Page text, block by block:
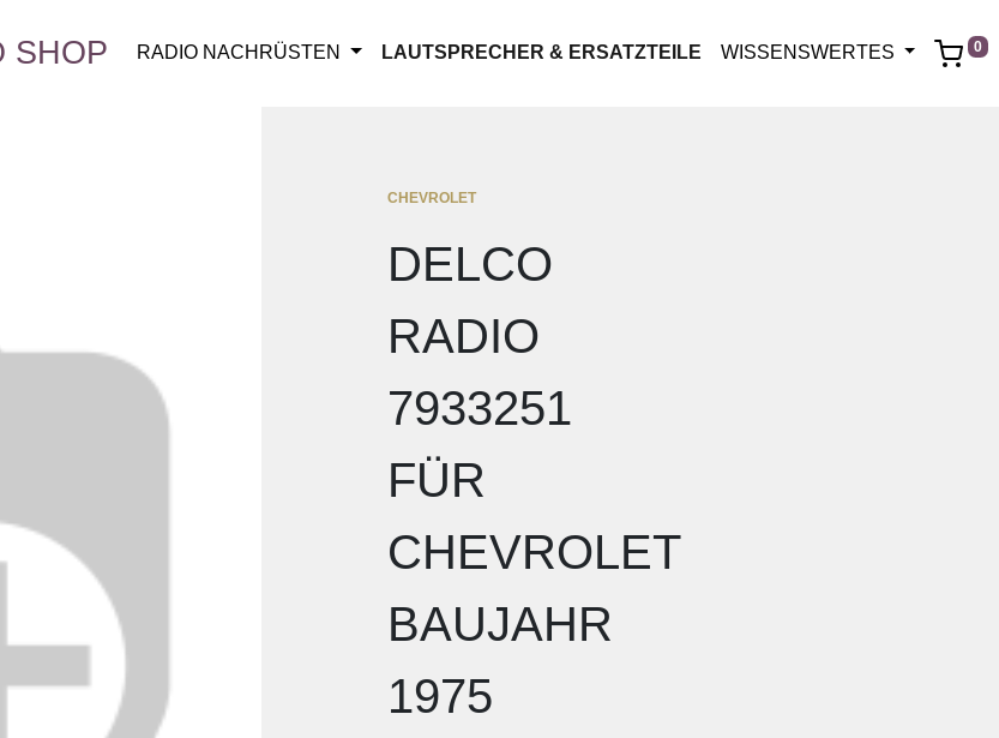
SHOP RADIO NACHRÜSTEN LAUTSPRECHER & ERSATZTEILE WISSENSWERTES 0
CHEVROLET
DELCO
RADIO
7933251
FÜR
CHEVROLET
BAUJAHR
1975